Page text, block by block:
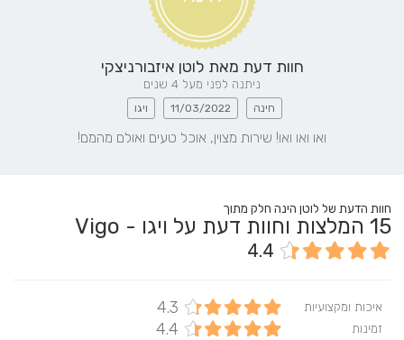
חוות דעת מאת לוטן איזבורניצקי
ניתנה לפני מעל 4 שנים
חינה 11/03/2022 ויגו
ואו ואו ואו! שירות מצוין, אוכל טעים ואולם מהמם!
חוות הדעת של לוטן הינה חלק מתוך
15 המלצות וחוות דעת על ויגו - Vigo
4.4
איכות ומקצועיות 4.3
זמינות 4.4